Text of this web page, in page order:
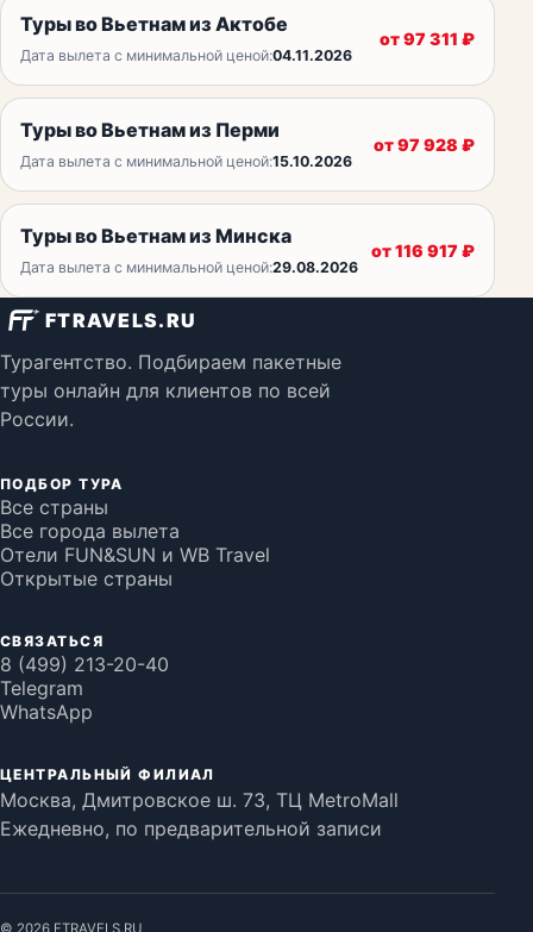
Туры во Вьетнам из Актобе
Дата вылета с минимальной ценой:04.11.2026
от97 311 ₽
Туры во Вьетнам из Перми
Дата вылета с минимальной ценой:15.10.2026
от97 928 ₽
Туры во Вьетнам из Минска
Дата вылета с минимальной ценой:29.08.2026
от116 917 ₽
FTRAVELS.RU
Турагентство. Подбираем пакетные
туры онлайн для клиентов по всей
России.
ПОДБОР ТУРА
Все страны
Все города вылета
Отели FUN&SUN и WB Travel
Открытые страны
СВЯЗАТЬСЯ
8 (499) 213-20-40
Telegram
WhatsApp
ЦЕНТРАЛЬНЫЙ ФИЛИАЛ
Москва, Дмитровское ш. 73, ТЦ MetroMall
Ежедневно, по предварительной записи
© 2026 FTRAVELS.RU